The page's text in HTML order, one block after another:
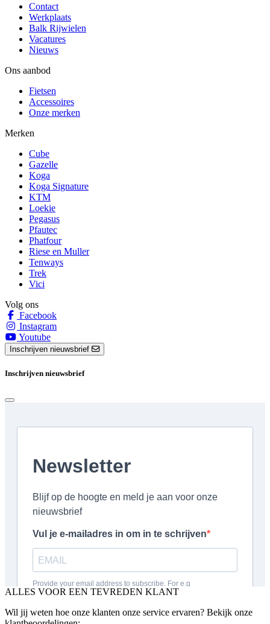
Contact
Werkplaats
Balk Rijwielen
Vacatures
Nieuws
Ons aanbod
Fietsen
Accessoires
Onze merken
Merken
Cube
Gazelle
Koga
Koga Signature
KTM
Loekie
Pegasus
Pfautec
Phatfour
Riese en Muller
Tenways
Trek
Vici
Volg ons
Facebook
Instagram
Youtube
Inschrijven nieuwsbrief
Inschrijven nieuwsbrief
ALLES VOOR EEN TEVREDEN KLANT
Wil jij weten hoe onze klanten onze service ervaren? Bekijk onze